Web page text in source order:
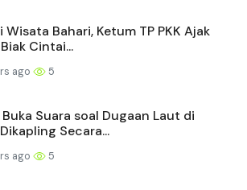
Wisata Bahari, Ketum TP PKK Ajak
Cintai...
ago 5
Suara soal Dugaan Laut di
Secara...
ago 5